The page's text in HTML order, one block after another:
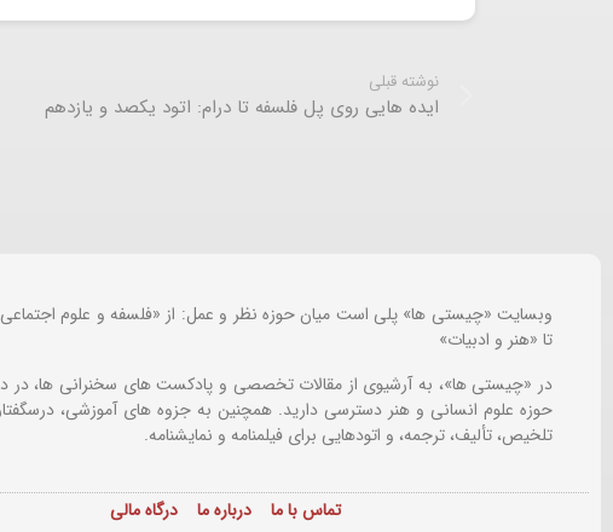
نوشته قبلی
ایده هایی روی پل فلسفه تا درام: اتود یکصد و یازدهم
وبسایت «چیستی ها» پلی است میان حوزه نظر و عمل: از «فلسفه و علوم
تا «هنر و ادبیات»
در «چیستی ها»، به آرشیوی از مقالات تخصصی و پادکست های سخنرانی ها، در
حوزه علوم انسانی و هنر دسترسی دارید. همچنین به جزوه های آموزشی،
تلخیص، تألیف، ترجمه، و اتودهایی برای فیلمنامه و نمایشنامه.
تماس با ما درباره ما درگاه مالی